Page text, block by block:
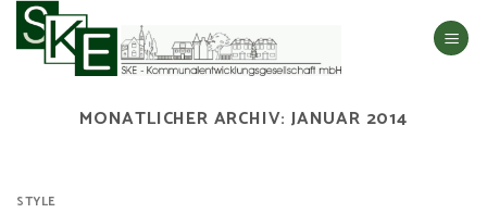
Skip
content
MONATLICHER ARCHIV:JANUAR 2014
STYLE